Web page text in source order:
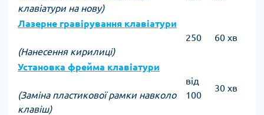
клавіатури на нову)
Лазерне гравірування клавіатури
(Нанесення кирилиці)
250 60 хв
Установка фрейма клавіатури
(Заміна пластикової рамки навколо
клавіш)
від
100
30 хв